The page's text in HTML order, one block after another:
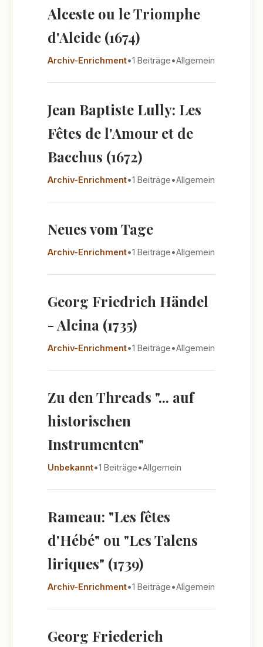
Alceste ou le Triomphe
d'Alcide (1674)
Archiv-Enrichment•1 Beiträge•Allgemein
Jean Baptiste Lully: Les
Fêtes de l'Amour et de
Bacchus (1672)
Archiv-Enrichment•1 Beiträge•Allgemein
Neues vom Tage
Archiv-Enrichment•1 Beiträge•Allgemein
Georg Friedrich Händel
- Alcina (1735)
Archiv-Enrichment•1 Beiträge•Allgemein
Zu den Threads "... auf
historischen
Instrumenten"
Unbekannt•1 Beiträge•Allgemein
Rameau: "Les fêtes
d'Hébé" ou "Les Talens
liriques" (1739)
Archiv-Enrichment•1 Beiträge•Allgemein
Georg Friederich